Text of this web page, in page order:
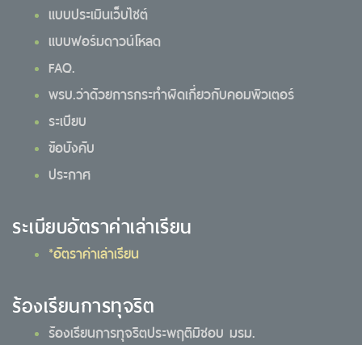
แบบประเมินเว็บไซต์
แบบฟอร์มดาวน์โหลด
FAQ.
พรบ.ว่าด้วยการกระทำผิดเกี่ยวกับคอมพิวเตอร์
ระเบียบ
ข้อบังคับ
ประกาศ
ระเบียบอัตราค่าเล่าเรียน
*อัตราค่าเล่าเรียน
ร้องเรียนการทุจริต
ร้องเรียนการทุจริตประพฤติมิชอบ มรม.